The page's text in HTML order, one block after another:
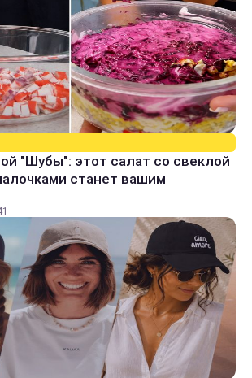
"Шубы": этот салат со свеклой
станет вашим